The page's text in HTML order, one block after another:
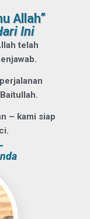
Allah”
Ini
telah
– kami siap